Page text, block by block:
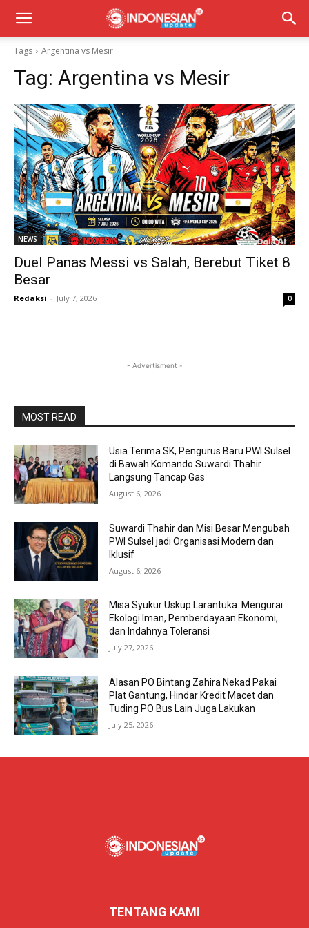
Tags Argentina vs Mesir
Tag: Argentina vs Mesir
NEWS
Duel Panas Messi vs Salah, Berebut Tiket 8
Besar
Redaksi - July 7, 2026 0
- Advertisment -
MOST READ
Usia Terima SK, Pengurus Baru PWI Sulsel
di Bawah Komando Suwardi Thahir
Langsung Tancap Gas
August 6, 2026
Suwardi Thahir dan Misi Besar Mengubah
PWI Sulsel jadi Organisasi Modern dan
Iklusif
August 6, 2026
Misa Syukur Uskup Larantuka: Mengurai
Ekologi Iman, Pemberdayaan Ekonomi,
dan Indahnya Toleransi
July 27, 2026
Alasan PO Bintang Zahira Nekad Pakai
Plat Gantung, Hindar Kredit Macet dan
Tuding PO Bus Lain Juga Lakukan
July 25, 2026
TENTANG KAMI